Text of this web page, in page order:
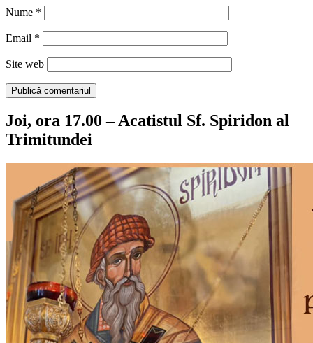
Nume *
Email *
Site web
Joi, ora 17.00 – Acatistul Sf. Spiridon al
Trimitundei